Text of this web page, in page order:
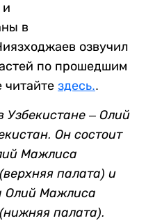
и
в
озвучил
по прошедшим
читайте здесь..
Узбекистане – Олий
Он состоит
Мажлиса
палата) и
Олий Мажлиса
палата).